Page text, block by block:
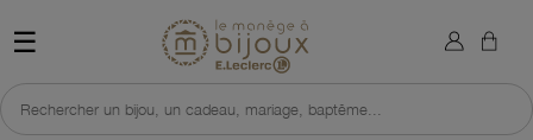
☰ Retour à l'accueil du site
Rechercher un bijou, un cadeau, mariage, baptême...
×